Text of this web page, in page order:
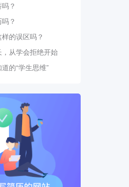
？
？
的误区吗？
从学会拒绝开始
的“学生思维”